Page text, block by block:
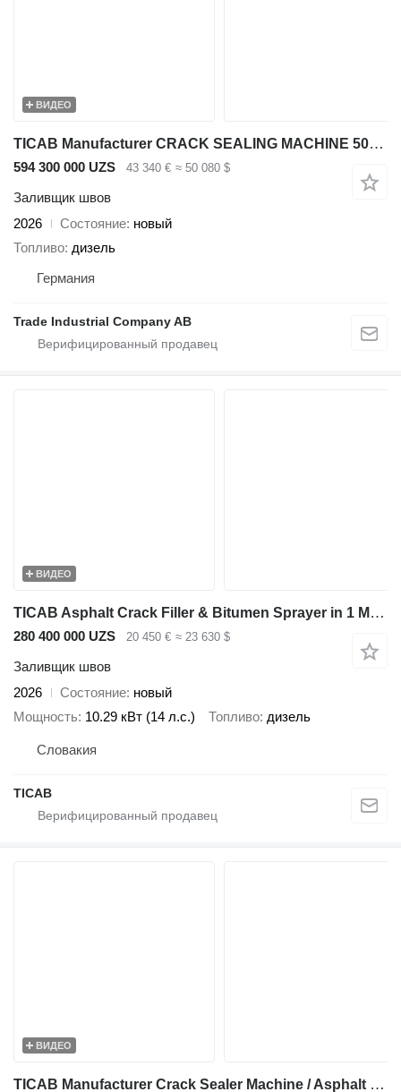
ВИДЕО
TICAB Manufacturer CRACK SEALING MACHINE 500 L / BPM-500
594 300 000 UZS 43 340 € ≈ 50 080 $
Заливщик швов
2026
Состояние новый
Топливо дизель
Германия
Trade Industrial Company AB
ВИДЕО
TICAB Asphalt Crack Filler & Bitumen Sprayer in 1 Machine from Manufac
280 400 000 UZS 20 450 € ≈ 23 630 $
Заливщик швов
2026
Состояние новый
Мощность 10.29 кВт (14 л.с.) Топливо дизель
Словакия
ТІСАВ
ВИДЕО
TICAB Manufacturer Crack Sealer Machine / Asphalt Crack Filler